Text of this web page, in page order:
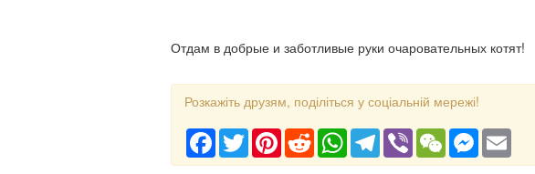
Отдам в добрые и заботливые руки очаровательных котят!
Розкажіть друзям, поділіться у соціальній мережі!
Facebook
TwitterPinterestRedditWhatsAppTelegram
Viber WeChatMessenger